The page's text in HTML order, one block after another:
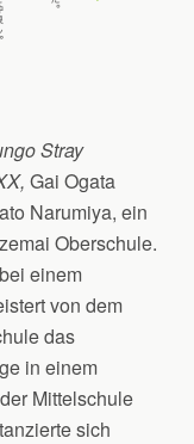
Stray
Gai Ogata
Narumiya, ein
Oberschule.
einem
von dem
das
in einem
Mittelschule
sich